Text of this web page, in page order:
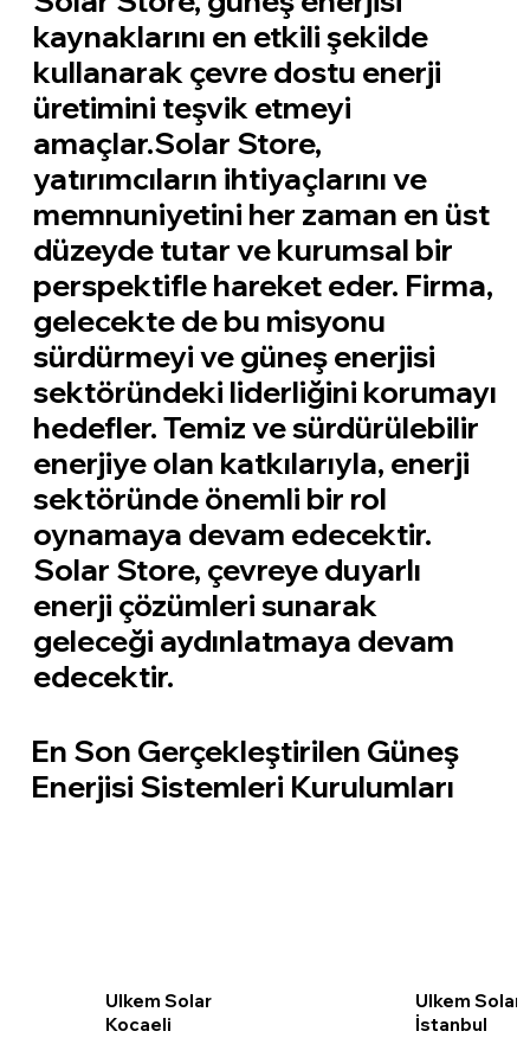
kaynaklarını en etkili şekilde
kullanarak çevre dostu enerji
üretimini teşvik etmeyi
amaçlar.Solar Store,
yatırımcıların ihtiyaçlarını ve
memnuniyetini her zaman en üst
düzeyde tutar ve kurumsal bir
perspektifle hareket eder. Firma,
gelecekte de bu misyonu
sürdürmeyi ve güneş enerjisi
sektöründeki liderliğini korumayı
hedefler. Temiz ve sürdürülebilir
enerjiye olan katkılarıyla, enerji
sektöründe önemli bir rol
oynamaya devam edecektir.
Solar Store, çevreye duyarlı
enerji çözümleri sunarak
geleceği aydınlatmaya devam
edecektir.
En Son Gerçekleştirilen Güneş
Enerjisi Sistemleri Kurulumları
Ulkem Solar
Kocaeli
Ulkem Solar
İstanbul